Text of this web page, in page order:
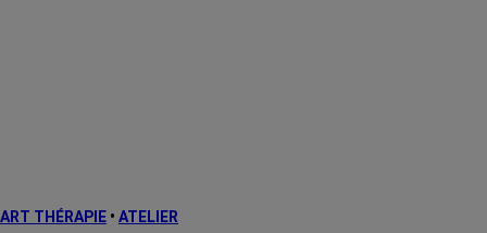
ART THÉRAPIE • ATELIER